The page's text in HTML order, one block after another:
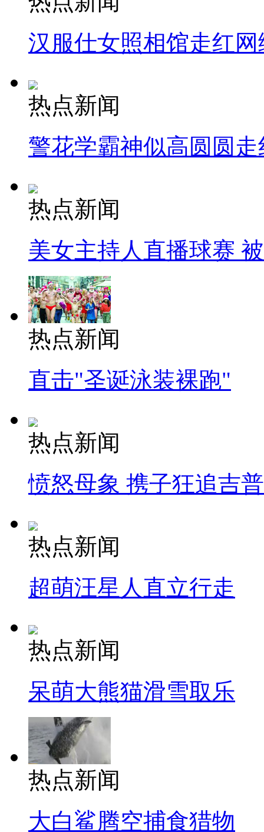
汉服仕女照相馆走红网
热点新闻
警花学霸神似高圆圆走
热点新闻
美女主持人直播球赛
热点新闻
直击"圣诞泳装裸跑"
热点新闻
愤怒母象 携子狂追吉
热点新闻
超萌汪星人直立行走
热点新闻
呆萌大熊猫滑雪取乐
热点新闻
大白鲨腾空捕食猎物